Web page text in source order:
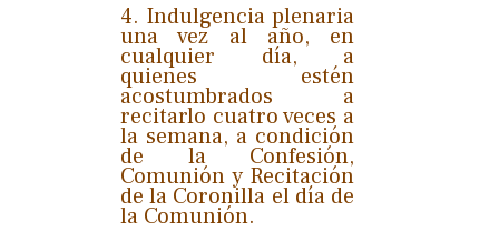
4. Indulgencia plenaria
una vez al año, en
cualquier día, a
quienes estén
acostumbrados a
recitarlo cuatro veces a
la semana, a condición
de la Confesión,
Comunión y Recitación
de la Coronilla el día de
la Comunión.